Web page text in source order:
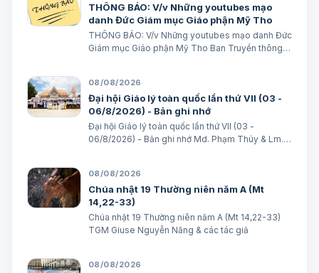
THÔNG BÁO: V/v Những youtubes mạo
danh Đức Giám mục Giáo phận Mỹ Tho
THÔNG BÁO: V/v Những youtubes mạo danh Đức
Giám mục Giáo phận Mỹ Tho Ban Truyền thông
Những youtubes mạo danh Đức Giám mục Giáo
phận Mỹ Tho Những…
08/08/2026
Đại hội Giáo lý toàn quốc lần thứ VII (03 -
06/8/2026) - Bản ghi nhớ
Đại hội Giáo lý toàn quốc lần thứ VII (03 -
06/8/2026) - Bản ghi nhớ Md. Phạm Thúy & Lm.
08/08/2026
Chúa nhật 19 Thường niên năm A (Mt
14,22-33)
Chúa nhật 19 Thường niên năm A (Mt 14,22-33)
TGM Giuse Nguyễn Năng & các tác giả
08/08/2026